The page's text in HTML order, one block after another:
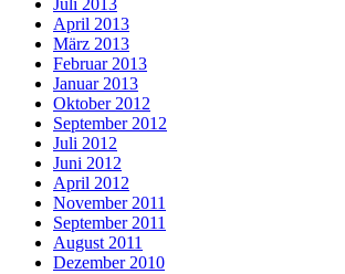
Juli 2013
April 2013
März 2013
Februar 2013
Januar 2013
Oktober 2012
September 2012
Juli 2012
Juni 2012
April 2012
November 2011
September 2011
August 2011
Dezember 2010